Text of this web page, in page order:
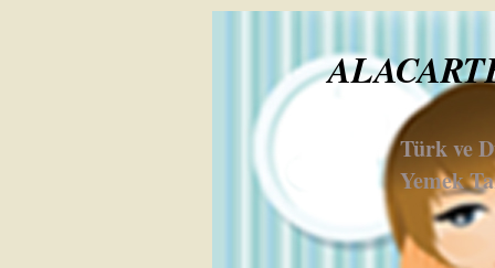
Türk ve
Yemek